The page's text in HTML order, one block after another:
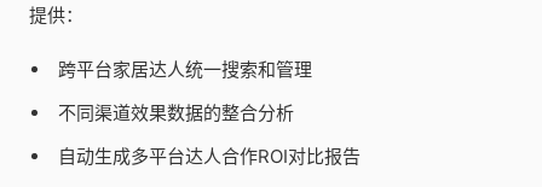
提供：
跨平台家居达人统一搜索和管理
不同渠道效果数据的整合分析
自动生成多平台达人合作ROI对比报告